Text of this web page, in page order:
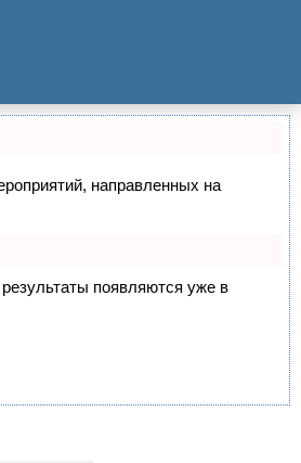
направленных на
появляются уже в